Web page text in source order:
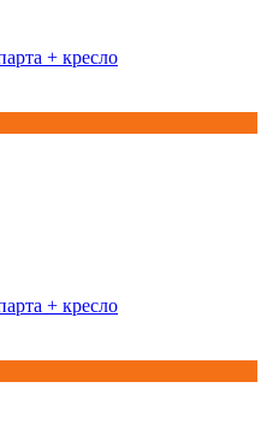
+ кресло
+ кресло